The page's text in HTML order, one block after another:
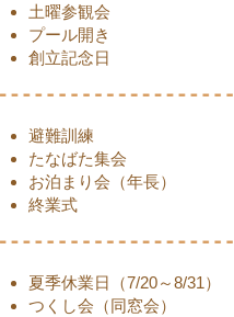
土曜参観会
プール開き
創立記念日
避難訓練
たなばた集会
お泊まり会（年長）
終業式
夏季休業日（7/20～8/31）
つくし会（同窓会）